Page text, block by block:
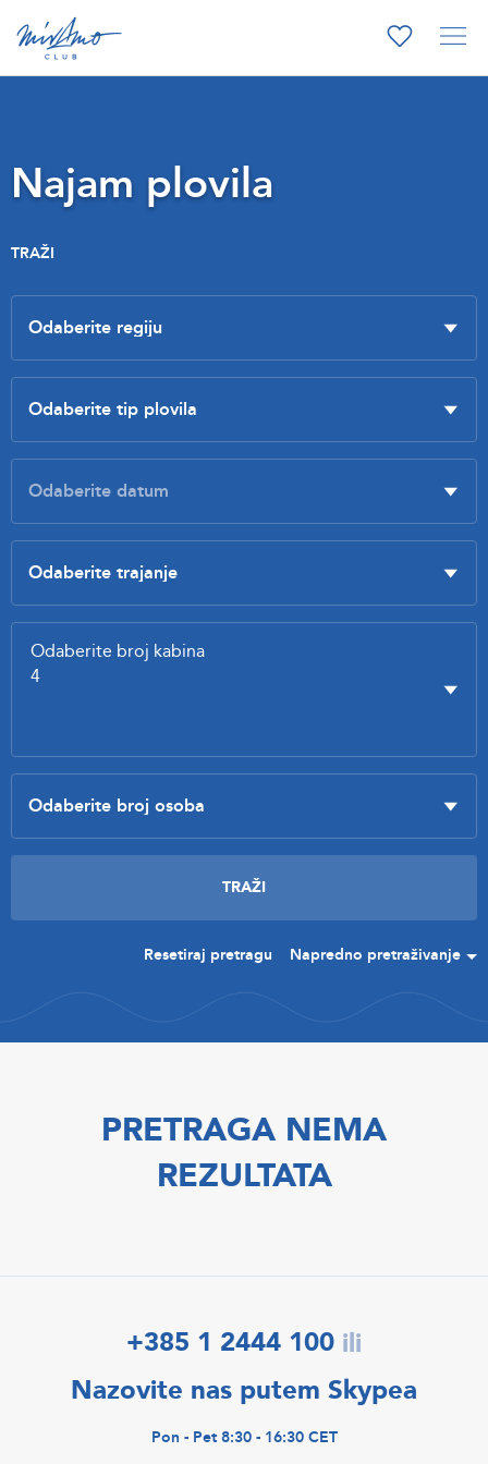
Najam plovila
TRAŽI
Resetiraj pretragu Napredno pretraživanje
PRETRAGA NEMA
REZULTATA
+385 1 2444 100 ili
Nazovite nas putem Skypea
Pon - Pet 8:30 - 16:30 CET